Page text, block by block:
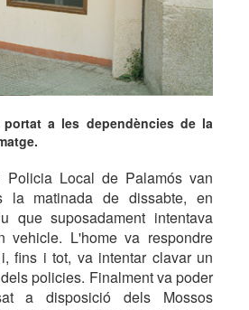
a les dependències de la
Local de Palamós van
la matinada de dissabte, en
que suposadament intentava
vehicle. L'home va respondre
fins i tot, va intentar clavar un
policies. Finalment va poder
a disposició dels Mossos